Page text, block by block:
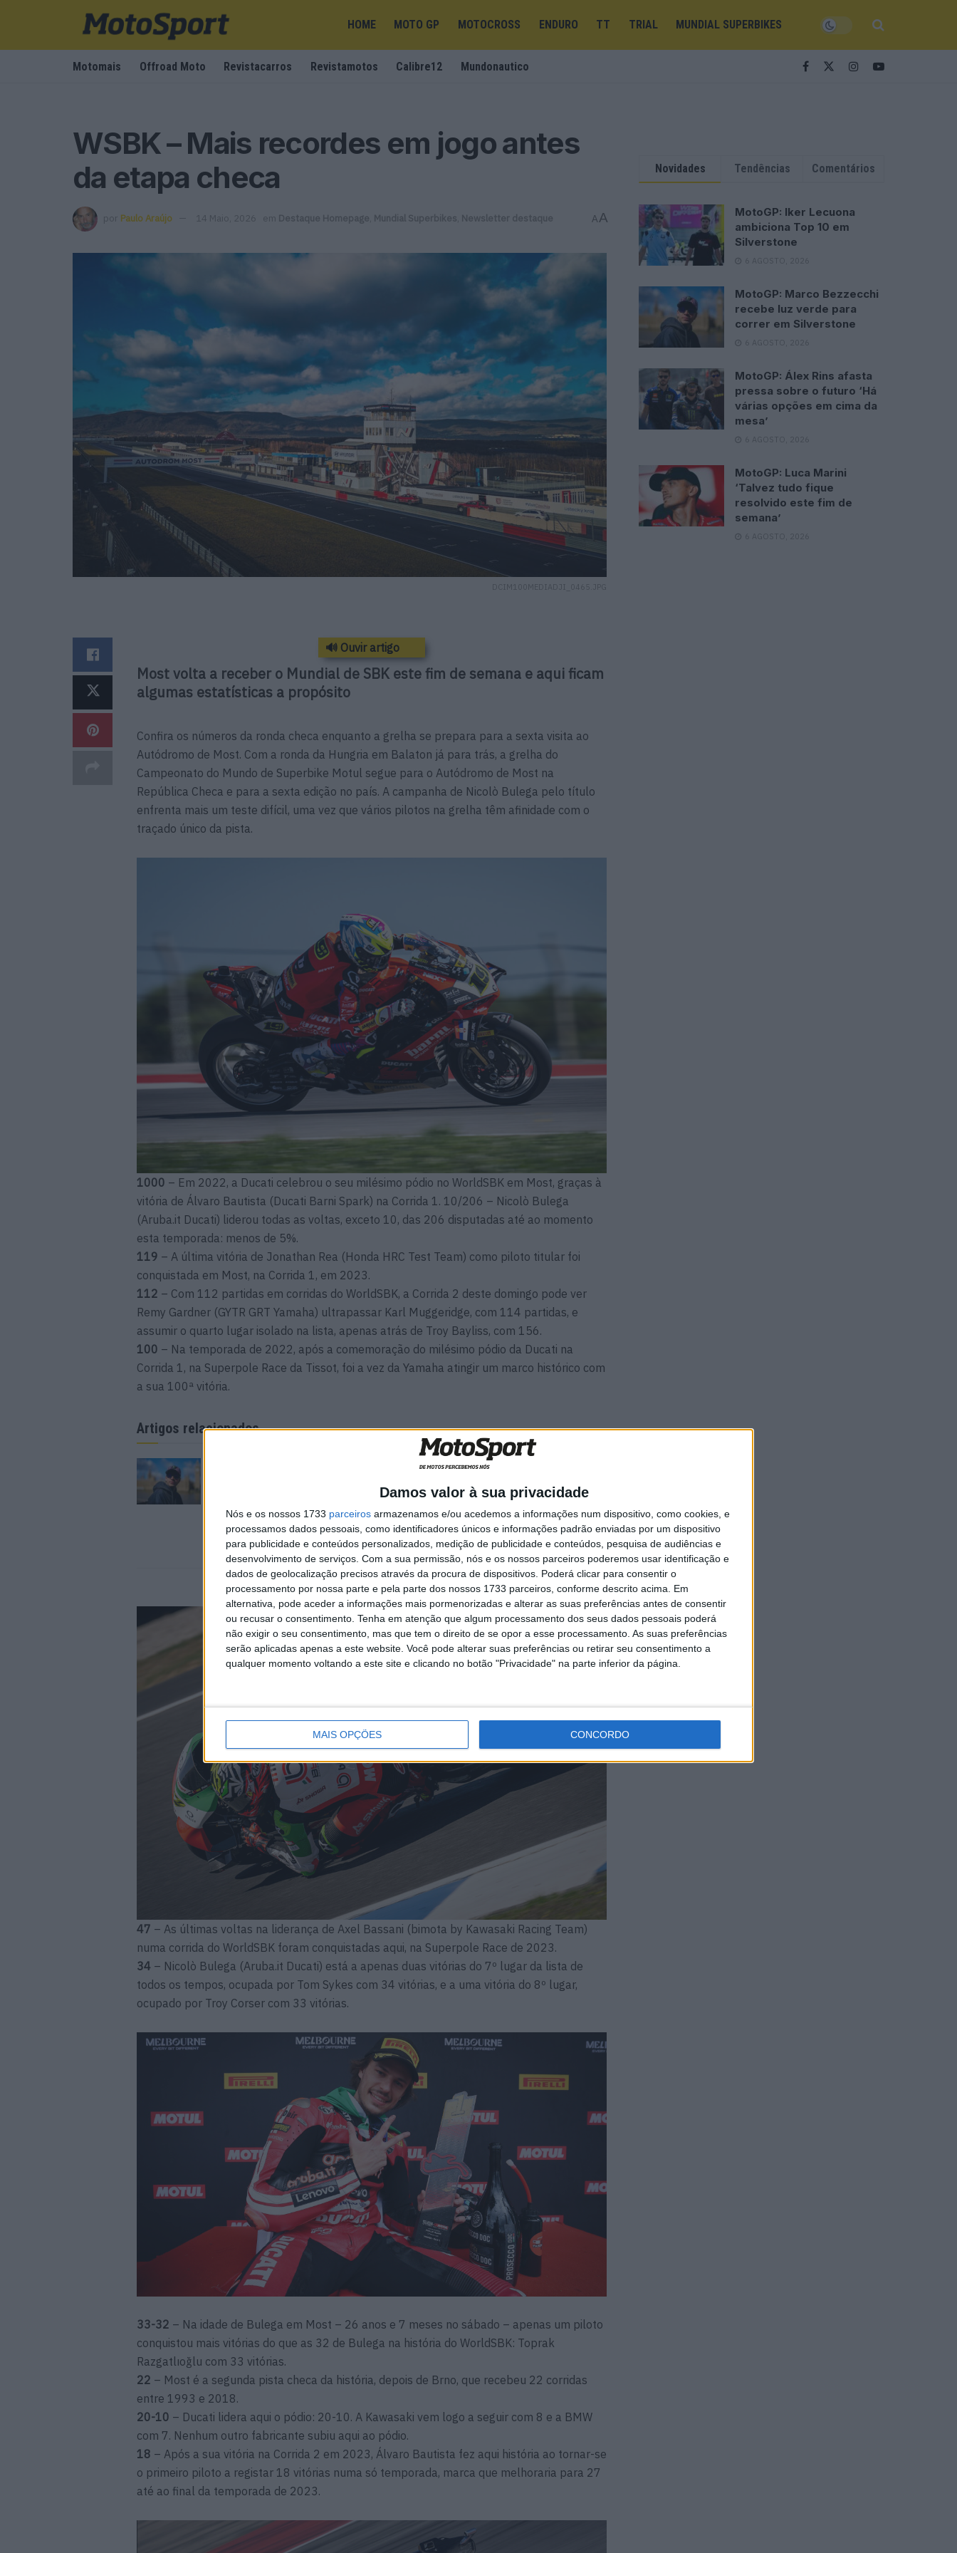
Damos valor à sua privacidade
Nós e os nossos 1733 parceiros armazenamos e/ou acedemos a informações num dispositivo, como cookies, e
processamos dados pessoais, como identificadores únicos e informações padrão enviadas por um dispositivo
para publicidade e conteúdos personalizados, medição de publicidade e conteúdos, pesquisa de audiências e
desenvolvimento de serviços. Com a sua permissão, nós e os nossos parceiros poderemos usar identificação e
dados de geolocalização precisos através da procura de dispositivos. Poderá clicar para consentir o
processamento por nossa parte e pela parte dos nossos 1733 parceiros, conforme descrito acima. Em
alternativa, pode aceder a informações mais pormenorizadas e alterar as suas preferências antes de consentir
ou recusar o consentimento. Tenha em atenção que algum processamento dos seus dados pessoais poderá
não exigir o seu consentimento, mas que tem o direito de se opor a esse processamento. As suas preferências
serão aplicadas apenas a este website. Você pode alterar suas preferências ou retirar seu consentimento a
qualquer momento voltando a este site e clicando no botão "Privacidade" na parte inferior da página.
MAIS OPÇÕES CONCORDO
HOME MOTO GP MOTOCROSS ENDURO TT TRIAL MUNDIAL SUPERBIKES
Motomais Offroad Moto Revistacarros Revistamotos Calibre12 Mundonautico
WSBK – Mais recordes em jogo antes
da etapa checa
por Paulo Araújo 14 Maio, 2026 em Destaque Homepage Mundial Superbikes Newsletter destaque AA
DCIM100MEDIADJI_0465.JPG
🔊 Ouvir artigo
Most volta a receber o Mundial de SBK este fim de semana e aqui ficam
algumas estatísticas a propósito
Confira os números da ronda checa enquanto a grelha se prepara para a sexta visita ao
Autódromo de Most. Com a ronda da Hungria em Balaton já para trás, a grelha do
Campeonato do Mundo de Superbike Motul segue para o Autódromo de Most na
República Checa e para a sexta edição no país. A campanha de Nicolò Bulega pelo título
enfrenta mais um teste difícil, uma vez que vários pilotos na grelha têm afinidade com o
traçado único da pista.
1000 – Em 2022, a Ducati celebrou o seu milésimo pódio no WorldSBK em Most, graças à
vitória de Álvaro Bautista (Ducati Barni Spark) na Corrida 1. 10/206 – Nicolò Bulega
(Aruba.it Ducati) liderou todas as voltas, exceto 10, das 206 disputadas até ao momento
esta temporada: menos de 5%.
119 – A última vitória de Jonathan Rea (Honda HRC Test Team) como piloto titular foi
conquistada em Most, na Corrida 1, em 2023.
112 – Com 112 partidas em corridas do WorldSBK, a Corrida 2 deste domingo pode ver
Remy Gardner (GYTR GRT Yamaha) ultrapassar Karl Muggeridge, com 114 partidas, e
assumir o quarto lugar isolado na lista, apenas atrás de Troy Bayliss, com 156.
100 – Na temporada de 2022, após a comemoração do milésimo pódio da Ducati na
Corrida 1, na Superpole Race da Tissot, foi a vez da Yamaha atingir um marco histórico com
a sua 100ª vitória.
Artigos relacionados
6 AGOSTO, 2026
MotoGP: Álex Rins afasta
várias opções em cima da
47 – As últimas voltas na liderança de Axel Bassani (bimota by Kawasaki Racing Team)
numa corrida do WorldSBK foram conquistadas aqui, na Superpole Race de 2023.
34 – Nicolò Bulega (Aruba.it Ducati) está a apenas duas vitórias do 7º lugar da lista de
todos os tempos, ocupada por Tom Sykes com 34 vitórias, e a uma vitória do 8º lugar,
ocupado por Troy Corser com 33 vitórias.
33-32 – Na idade de Bulega em Most – 26 anos e 7 meses no sábado – apenas um piloto
conquistou mais vitórias do que as 32 de Bulega na história do WorldSBK: Toprak
Razgatlıoğlu com 33 vitórias.
22 – Most é a segunda pista checa da história, depois de Brno, que recebeu 22 corridas
entre 1993 e 2018.
20-10 – Ducati lidera aqui o pódio: 20-10. A Kawasaki vem logo a seguir com 8 e a BMW
com 7. Nenhum outro fabricante subiu aqui ao pódio.
18 – Após a sua vitória na Corrida 2 em 2023, Álvaro Bautista fez aqui história ao tornar-se
o primeiro piloto a registar 18 vitórias numa só temporada, marca que melhoraria para 27
até ao final da temporada de 2023.
Novidades Tendências Comentários
MotoGP: Iker Lecuona
ambiciona Top 10 em
Silverstone
6 AGOSTO, 2026
MotoGP: Marco Bezzecchi
recebe luz verde para
correr em Silverstone
6 AGOSTO, 2026
MotoGP: Álex Rins afasta
pressa sobre o futuro ‘Há
várias opções em cima da
mesa’
6 AGOSTO, 2026
MotoGP: Luca Marini
‘Talvez tudo fique
resolvido este fim de
semana’
6 AGOSTO, 2026